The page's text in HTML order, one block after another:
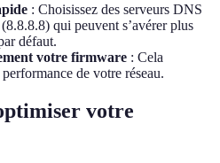
: Choisissez des serveurs DNS
qui peuvent s’avérer plus
défaut.
votre firmware : Cela
de votre réseau.
votre